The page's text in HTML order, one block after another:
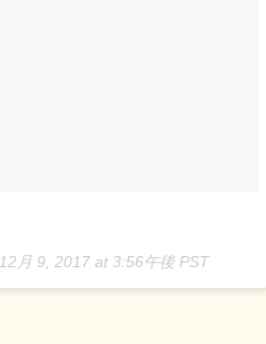
12月 9, 2017 at 3:56午後 PST